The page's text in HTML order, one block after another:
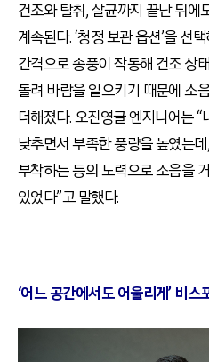
건조와 탈취, 살균까지 끝난 뒤에
계속된다. ‘청정 보관 옵션’을 선
간격으로 송풍이 작동해 건조 상
돌려 바람을 일으키기 때문에 소
더해졌다. 오진영글 엔지니어는
낮추면서 부족한 풍량을 높였는
부착하는 등의 노력으로 소음을
있었다”고 말했다.
‘어느 공간에서도 어울리게’ 비스